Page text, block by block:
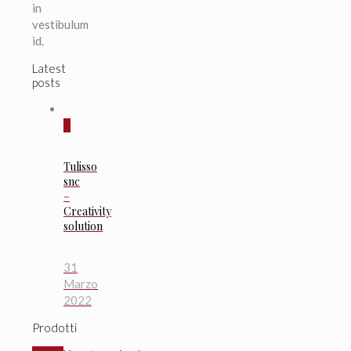
in
vestibulum
id.
Latest
posts
Tulisso
snc
–
Creativity
solution
31
Marzo
2022
Prodotti